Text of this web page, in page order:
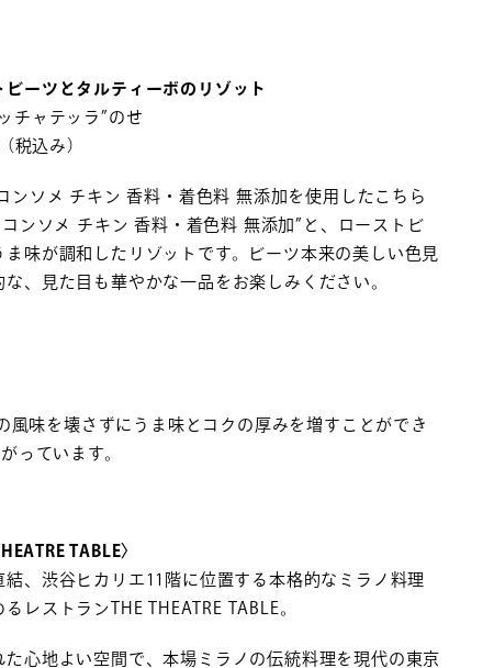
ビーツとタルティーボのリゾット
チャテッラ”のせ
税込み）
ンソメ チキン 香料・着色料 無添加を使用したこちら
ンソメ チキン 香料・着色料 無添加”と、ローストビ
ま味が調和したリゾットです。ビーツ本来の美しい色見
な、見た目も華やかな一品をお楽しみください。
味を壊さずにうま味とコクの厚みを増すことができ
っています。
TABLE〉
結、渋谷ヒカリエ11階に位置する本格的なミラノ料理
るレストランTHE THEATRE TABLE。
た心地よい空間で、本場ミラノの伝統料理を現代の東京